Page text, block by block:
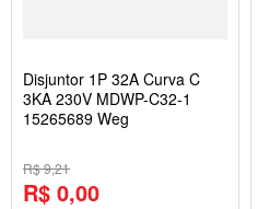
Disjuntor 1P 32A Curva C
3KA 230V MDWP-C32-1
15265689 Weg
R$ 9,21
R$ 0,00